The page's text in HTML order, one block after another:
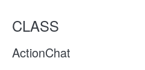
CLASS
ActionChat